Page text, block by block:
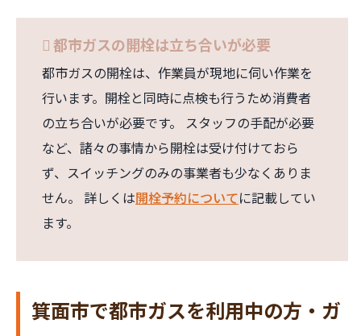
都市ガスの開栓は立ち合いが必要
都市ガスの開栓は、作業員が現地に伺い作業を
行います。開栓と同時に点検も行うため消費者
の立ち合いが必要です。 スタッフの手配が必要
など、諸々の事情から開栓は受け付けておら
ず、スイッチングのみの事業者も少なくありま
せん。 詳しくは開栓予約についてに記載してい
ます。
箕面市で都市ガスを利用中の方・ガ